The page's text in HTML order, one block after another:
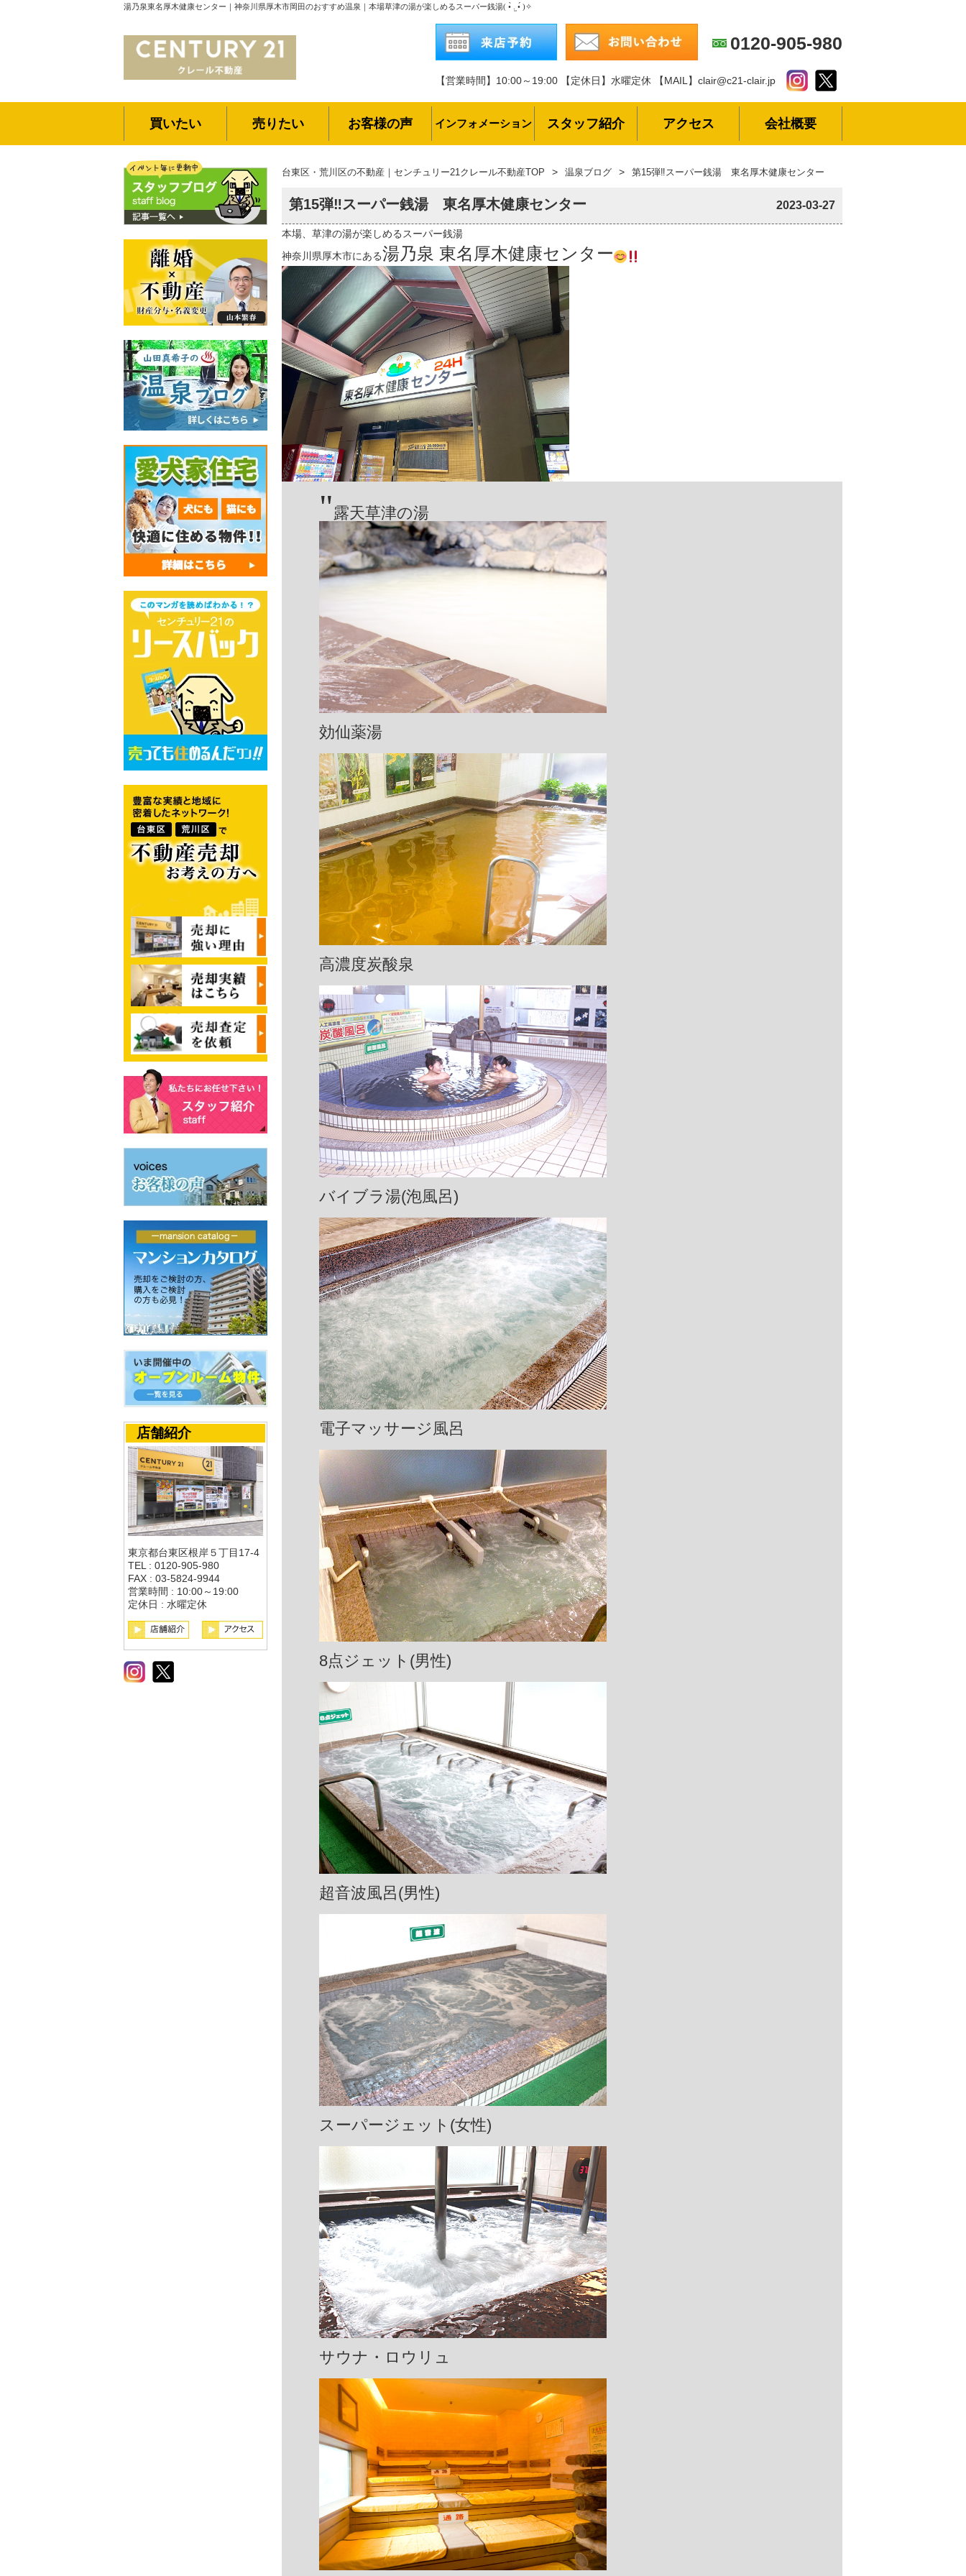
湯乃泉東名厚木健康センター｜神奈川県厚木市岡田のおすすめ温泉｜本場草津の湯が楽しめるスーパー銭湯( •̀ .̫ •́ )✧
0120-905-980
【営業時間】10:00～19:00 【定休日】水曜定休 【MAIL】clair@c21-clair.jp
買いたい 売りたい お客様の声 インフォメーション スタッフ紹介 アクセス 会社概要
台東区・荒川区の不動産｜センチュリー21クレール不動産TOP 温泉ブログ 第15弾‼スーパー銭湯 東名厚木健康センター
第15弾‼スーパー銭湯 東名厚木健康センター 2023-03-27
本場、草津の湯が楽しめるスーパー銭湯
神奈川県厚木市にある湯乃泉 東名厚木健康センター
"露天草津の湯
効仙薬湯
高濃度炭酸泉
バイブラ湯(泡風呂)
電子マッサージ風呂
8点ジェット(男性)
超音波風呂(男性)
スーパージェット(女性)
サウナ・ロウリュ
店舗紹介
東京都台東区根岸５丁目17-4
TEL : 0120-905-980
FAX : 03-5824-9944
営業時間 : 10:00～19:00
定休日 : 水曜定休